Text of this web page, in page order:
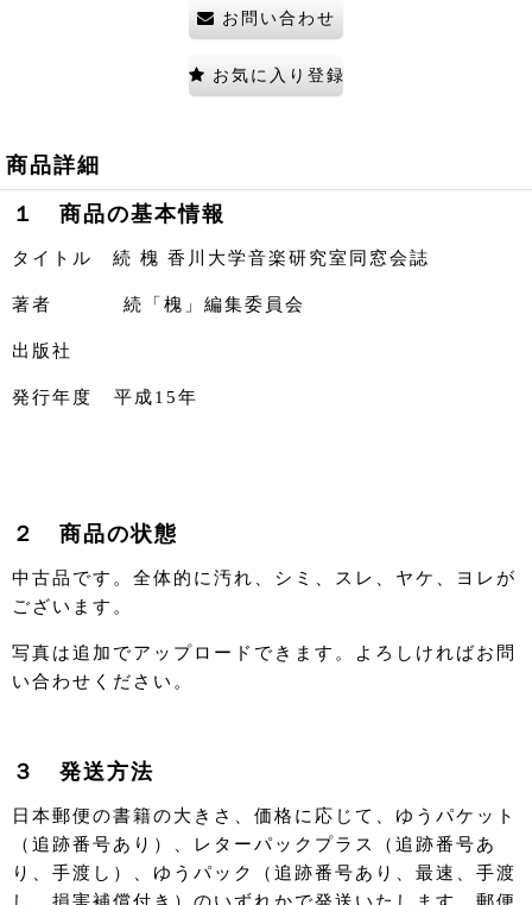
お問い合わせ
お気に入り登録
商品詳細
１ 商品の基本情報
タイトル 続 槐 香川大学音楽研究室同窓会誌
著者 続「槐」編集委員会
出版社
発行年度 平成15年
２ 商品の状態
中古品です。全体的に汚れ、シミ、スレ、ヤケ、ヨレが
ございます。
写真は追加でアップロードできます。よろしければお問
い合わせください。
３ 発送方法
日本郵便の書籍の大きさ、価格に応じて、ゆうパケット
（追跡番号あり）、レターパックプラス（追跡番号あ
り、手渡し）、ゆうパック（追跡番号あり、最速、手渡
し、損害補償付き）のいずれかで発送いたします。郵便